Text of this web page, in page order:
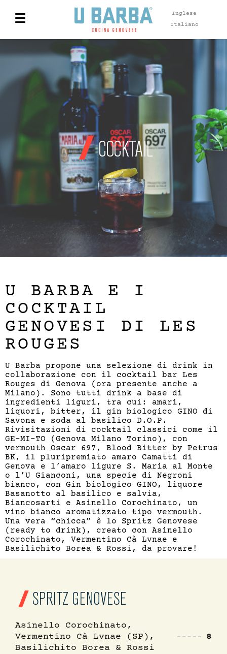
Inglese
Italiano
COCKTAIL
U BARBA E I
COCKTAIL
GENOVESI DI LES
ROUGES
U Barba propone una selezione di drink in
collaborazione con il cocktail bar Les
Rouges di Genova (ora presente anche a
Milano). Sono tutti drink a base di
ingredienti liguri, tra cui: amari,
liquori, bitter, il gin biologico GINO di
Savona e soda al basilico D.O.P.
Rivisitazioni di cocktail classici come il
GE-MI-TO (Genova Milano Torino), con
vermouth Oscar 697, Blood Bitter by Petrus
BK, il pluripremiato amaro Camatti di
Genova e l’amaro ligure S. Maria al Monte
o l’U Gianconi, una specie di Negroni
bianco, con Gin biologico GINO, liquore
Basanotto al basilico e salvia,
Biancosarti e Asinello Corochinato, un
vino bianco aromatizzato tipo vermouth.
Una vera “chicca” è lo Spritz Genovese
(ready to drink), creato con Asinello
Corochinato, Vermentino Cà Lvnae e
Basilichito Borea & Rossi, da provare!
SPRITZ GENOVESE
Asinello Corochinato,
Vermentino Cà Lvnae (SP),
Basilichito Borea & Rossi
8